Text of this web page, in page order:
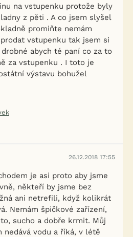
na vstupenku protože byly
z pěti . A co jsem slyšel
promiňte nemám
vstupenku tak jsem si
abych té paní co za to
za vstupenku . I toto je
výstavu bohužel
26.12.2018 17:55
je asi proto aby jsme
někteří by jsme bez
ani netrefili, když kolikrát
Nemám špičkové zařízení,
sucho a dobře krmit. Můj
vodu a říká, v létě